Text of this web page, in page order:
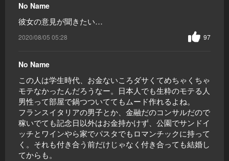
No Name
彼女の意見が聞きたい…
2020/08/05 05:28 97
No Name
この人は学生時代、お金ないころダサくてめちゃくちゃ
モテなかったんだろうなー。日本人でも生粋のモテる人
男性って部屋で鍋つついててもムード作れるよね。
フランスイタリアの男子とか、金融だのコンサルだので
稼いでても記念日以外はお金持かけず、公園でサンドイ
ッチとワインやら家でパスタでもロマンチックに持って
く。それも付き合う前だけじゃなく付き合っても結婚し
てからも。